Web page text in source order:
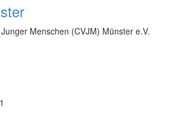
Menschen (CVJM) Münster e.V.